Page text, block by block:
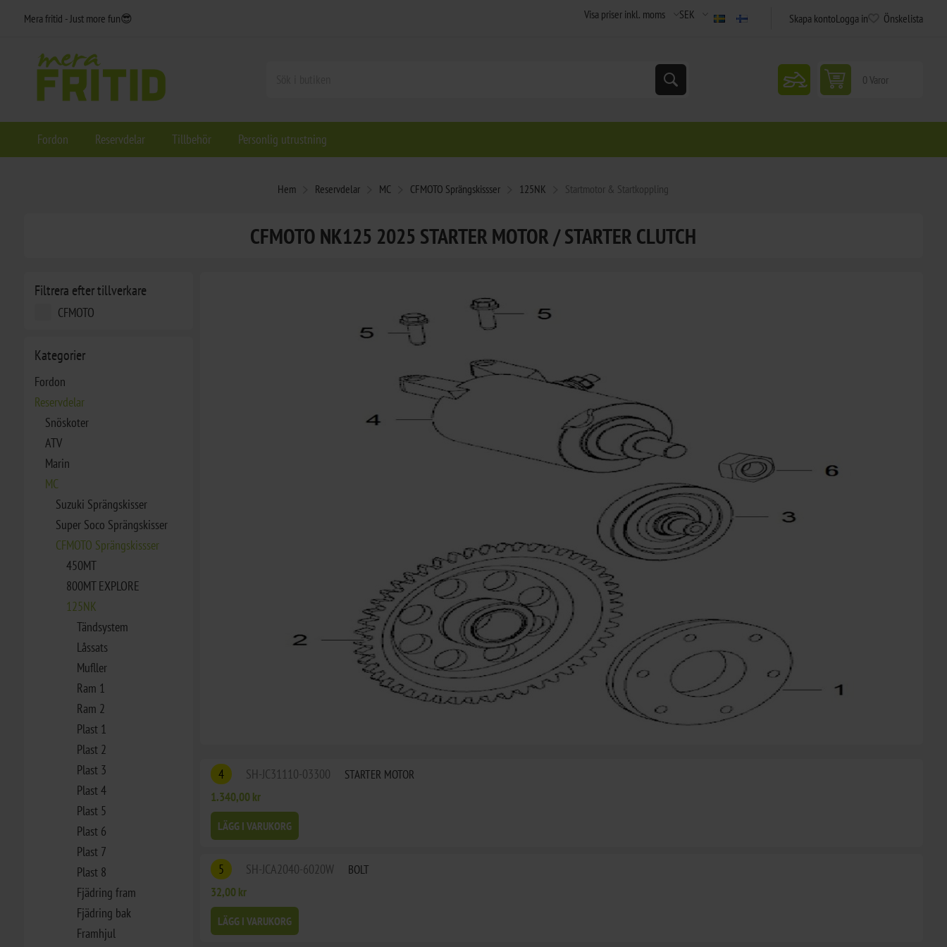
Mera fritid - Just more fun😎 Skapa kontoLogga in Önskelista
snowmobile 0 Varor
Fordon Reservdelar Tillbehör Personlig utrustning
Hem Reservdelar MC CFMOTO Sprängskissser 125NK Startmotor & Startkoppling
Filtrera efter tillverkare
CFMOTO
Kategorier
Fordon
Reservdelar
Snöskoter
ATV
Marin
MC
Suzuki Sprängskisser
Super Soco Sprängskisser
CFMOTO Sprängskissser
450MT
800MT EXPLORE
125NK
Tändsystem
Låssats
Mufller
Ram 1
Ram 2
Plast 1
Plast 2
Plast 3
Plast 4
Plast 5
Plast 6
Plast 7
Plast 8
Fjädring fram
Fjädring bak
Framhjul
CFMOTO NK125 2025 STARTER MOTOR / STARTER CLUTCH
4 SH-JC31110-03300
STARTER MOTOR
1.340,00 kr
LÄGG I VARUKORG
5 SH-JCA2040-6020W
BOLT
32,00 kr
LÄGG I VARUKORG